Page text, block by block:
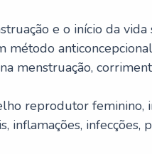
e o início da vida
método
menstruação,
reprodutor feminino,
inflamações, infecções,